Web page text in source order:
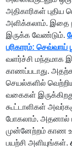
அதிகாரிகள் புதிய
அளிக்கலாம். இதை
இருக்க வேண்டும்.
பரிகாரம்: செவ்வாய்
வளர்ச்சி மந்தமாக
காணப்படாது.
செயல்களில்
வகைகள்
கூட்டாளிகள்
போகலாம். அதனால்
முன்னேற்றம் காண
பயற்சி அளியுங்கள்.